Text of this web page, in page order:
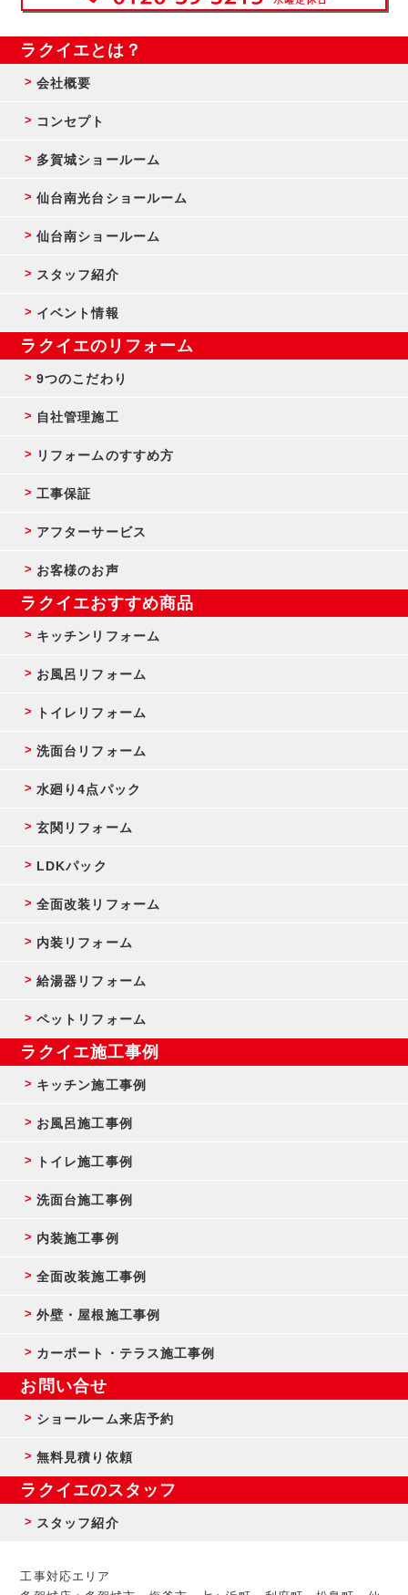
ラクイエとは？
会社概要
コンセプト
多賀城ショールーム
仙台南光台ショールーム
仙台南ショールーム
スタッフ紹介
イベント情報
ラクイエのリフォーム
9つのこだわり
自社管理施工
リフォームのすすめ方
工事保証
アフターサービス
お客様のお声
ラクイエおすすめ商品
キッチンリフォーム
お風呂リフォーム
トイレリフォーム
洗面台リフォーム
水廻り4点パック
玄関リフォーム
LDKパック
全面改装リフォーム
内装リフォーム
給湯器リフォーム
ペットリフォーム
ラクイエ施工事例
キッチン施工事例
お風呂施工事例
トイレ施工事例
洗面台施工事例
内装施工事例
全面改装施工事例
外壁・屋根施工事例
カーポート・テラス施工事例
お問い合せ
ショールーム来店予約
無料見積り依頼
ラクイエのスタッフ
スタッフ紹介
工事対応エリア